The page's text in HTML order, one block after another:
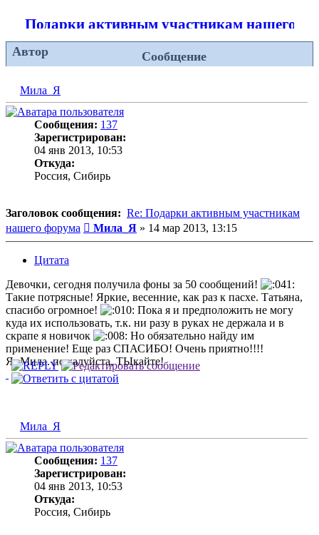
Подарки активным участникам нашего
Автор Сообщение
Мила_Я
Сообщения: 137
Зарегистрирован:
04 янв 2013, 10:53
Откуда:
Россия, Сибирь
Заголовок сообщения: Re: Подарки активным участникам
нашего форума
Сообщение
Мила_Я » 14 мар 2013, 13:15
Цитата
Девочки, сегодня получила фоны за 50 сообщений!
Такие потрясные! Яркие, весенние, как раз к пасхе. Татьяна,
спасибо огромное!
Пока я и предположить не могу
куда их использовать, т.к. ни разу в руках не держала и в
скрапе я новичок
Но обязательно найду им
применение! Еще раз СПАСИБО! Очень приятно!!!!
Я- Мила. пожалуйста, ТЫкайте!
Мила_Я
Сообщения: 137
Зарегистрирован:
04 янв 2013, 10:53
Откуда:
Россия, Сибирь